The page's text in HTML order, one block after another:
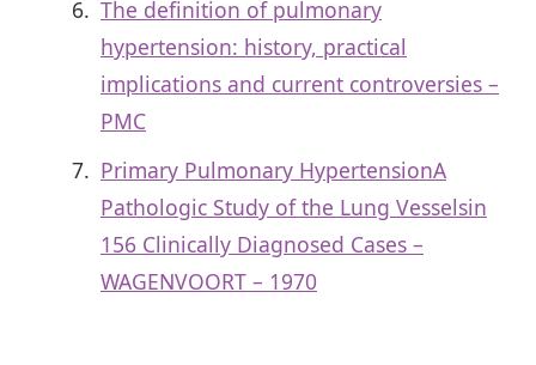
The definition of pulmonary
hypertension: history, practical
implications and current controversies –
PMC
Primary Pulmonary HypertensionA
Pathologic Study of the Lung Vesselsin
156 Clinically Diagnosed Cases –
WAGENVOORT – 1970